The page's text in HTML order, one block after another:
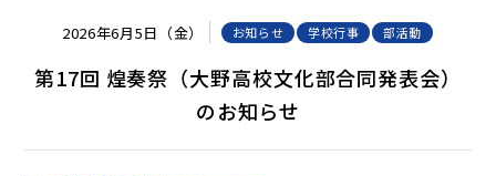
2026年6月5日（金） お知らせ 学校行事 部活動
第17回 煌奏祭（大野高校文化部合同発表会）
のお知らせ